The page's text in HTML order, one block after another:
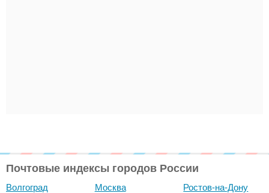
Почтовые индексы городов России
Волгоград
Москва
Ростов-на-Дону